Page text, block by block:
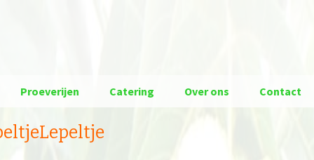
Proeverijen Catering Over ons Contact